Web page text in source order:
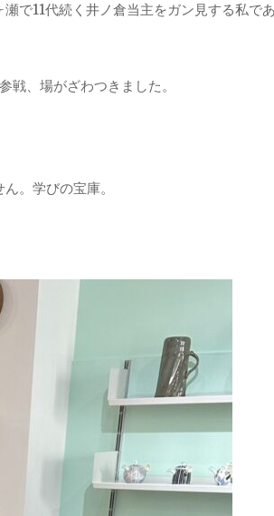
で11代続く井ノ倉当主をガン見する私で
戦、場がざわつきました。
。学びの宝庫。